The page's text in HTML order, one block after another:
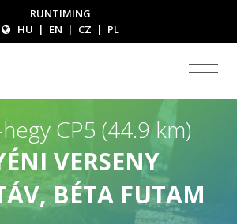
RUNTIMING
HU | EN | CZ | PL
CP5 (44.9 km)
VERSENY
BÉTA FUTAM